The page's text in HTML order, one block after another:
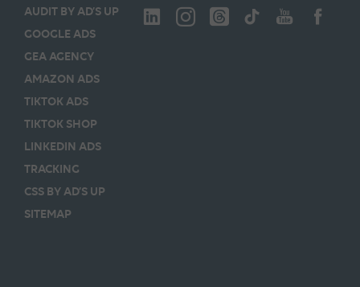
AUDIT BY AD’S UP
GOOGLE ADS
GEA AGENCY
AMAZON ADS
TIKTOK ADS
TIKTOK SHOP
LINKEDIN ADS
TRACKING
CSS BY AD’S UP
SITEMAP